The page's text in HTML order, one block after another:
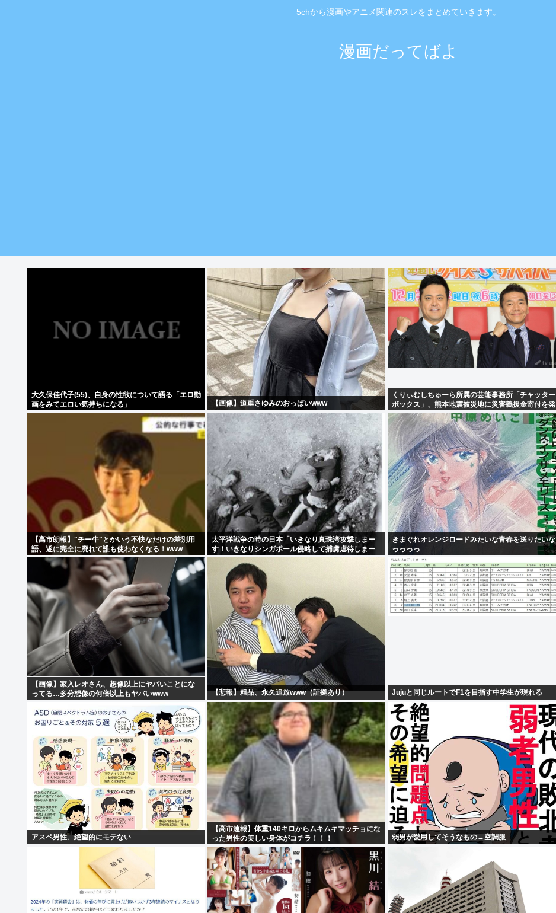
5chから漫画やアニメ関連のスレをまとめていきます。
漫画だってばよ
大久保佳代子(55)、自身の性欲について語る「エロ動
画をみてエロい気持ちになる」
【画像】道重さゆみのおっぱいwww
くりぃむしちゅーら所属の芸能事務所「チャッター
ボックス」、熊本地震被災地に災害義援金寄付を発
表
【高市朗報】"チー牛"とかいう不快なだけの差別用
語、遂に完全に廃れて誰も使わなくなる！www
太平洋戦争の時の日本「いきなり真珠湾攻撃しまー
す！いきなりシンガポール侵略して捕虜虐待しまー
す！」
きまぐれオレンジロードみたいな青春を送りたいな
っっっっ
【画像】家入レオさん、想像以上にヤバいことにな
ってる…多分想像の何倍以上もヤバいwww
【悲報】粗品、永久追放www（証拠あり） Jujuと同じルートでF1を目指す中学生が現れる
アスペ男性、絶望的にモテない
【高市速報】体重140キロからムキムキマッチョにな
った男性の美しい身体がコチラ！！！
弱男が愛用してそうなもの→空調服